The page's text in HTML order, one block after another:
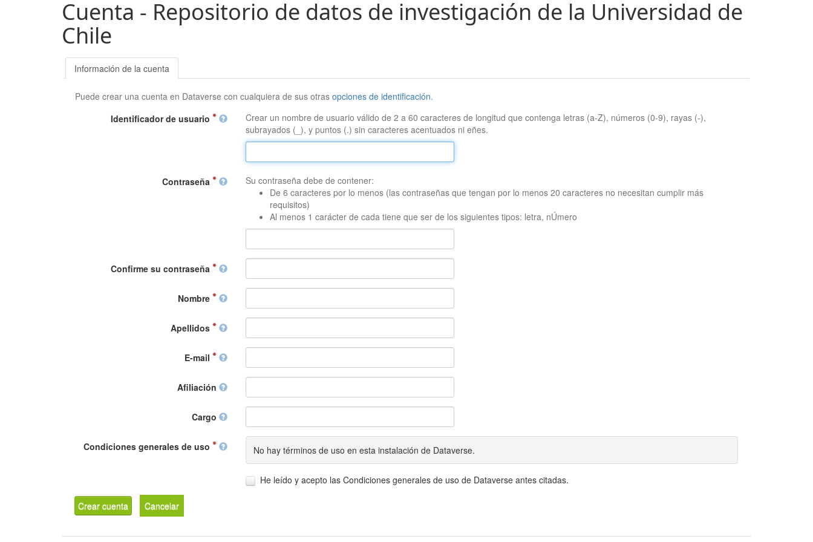
Cuenta - Repositorio de datos de investigación de la Universidad de
Chile
Información de la cuenta
Puede crear una cuenta en Dataverse con cualquiera de sus otrasopciones de identificación.
Identificador de usuario
Crear un nombre de usuario válido de 2 a 60 caracteres de longitud que contenga letras (a-Z), números (0-9), rayas (-),
subrayados (_), y puntos (.) sin caracteres acentuados ni eñes.
Contraseña
Su contraseña debe de contener:
De 6 caracteres por lo menos (las contraseñas que tengan por lo menos 20 caracteres no necesitan cumplir más
requisitos)
Al menos 1 carácter de cada tiene que ser de los siguientes tipos: letra, nÚmero
Confirme su contraseña
Nombre
Apellidos
E-mail
Afiliación
Cargo
Condiciones generales de uso No hay términos de uso en esta instalación de Dataverse.
He leído y acepto las Condiciones generales de uso de Dataverse antes citadas.
Crear cuenta Cancelar